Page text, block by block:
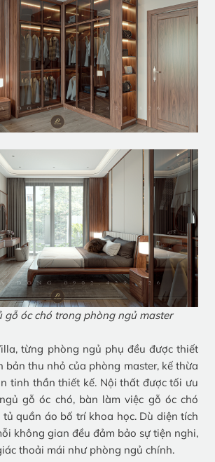
gỗ óc chó trong phòng ngủ master
từng phòng ngủ phụ đều được thiết
bản thu nhỏ của phòng master, kế thừa
tinh thần thiết kế. Nội thất được tối ưu
gỗ óc chó, bàn làm việc gỗ óc chó
quần áo bố trí khoa học. Dù diện tích
không gian đều đảm bảo sự tiện nghi,
thoải mái như phòng ngủ chính.